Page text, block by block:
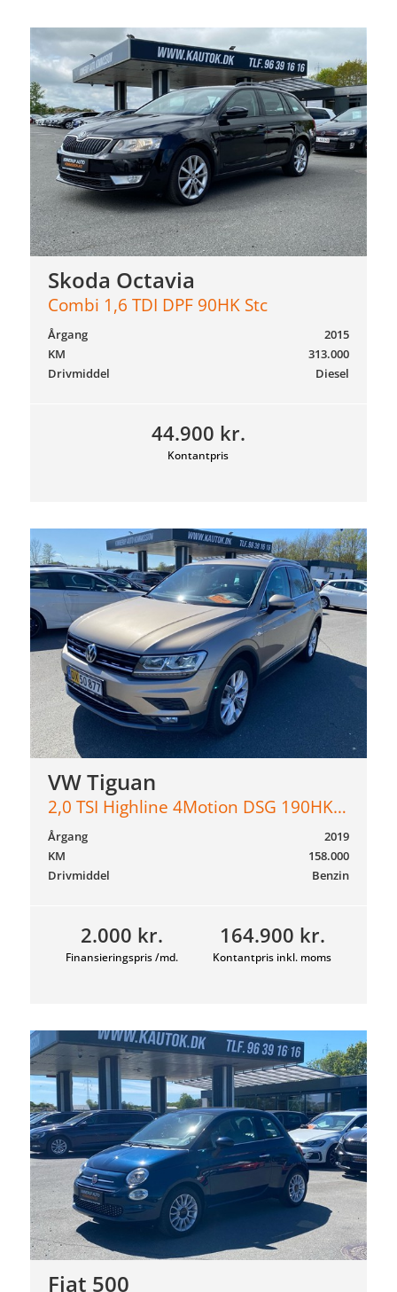
Skoda Octavia
Combi 1,6 TDI DPF 90HK Stc
44.900 kr.
Kontantpris
2015
Årgang
313.000
KM
Diesel
Drivmiddel
VW Tiguan
2,0 TSI Highline 4Motion DSG 190HK 5d 7g Aut.
2.000 kr.
Finansieringspris /md.
164.900 kr.
Kontantpris inkl. moms
2019
Årgang
158.000
KM
Benzin
Drivmiddel
Fiat 500